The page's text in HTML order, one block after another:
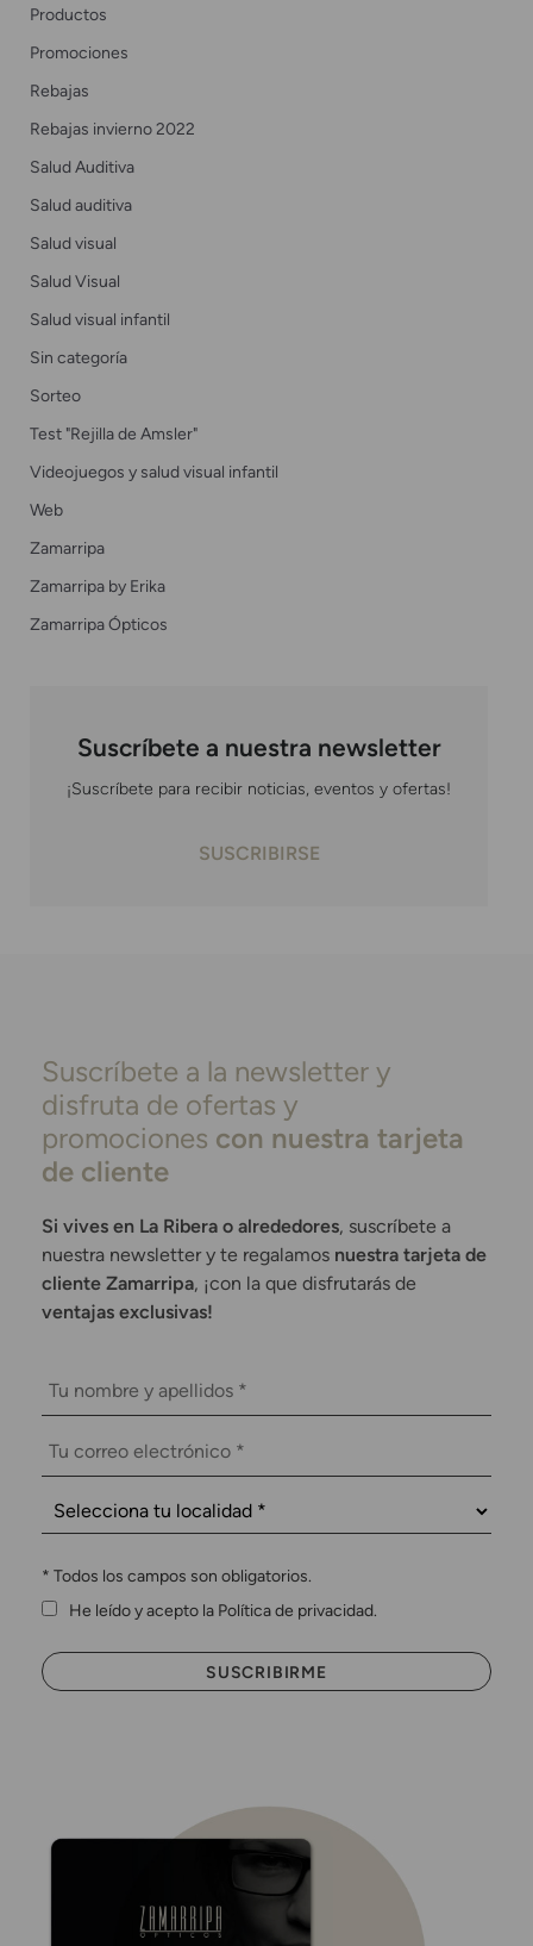
Productos
Promociones
Rebajas
Rebajas invierno 2022
Salud Auditiva
Salud auditiva
Salud visual
Salud Visual
Salud visual infantil
Sin categoría
Sorteo
Test "Rejilla de Amsler"
Videojuegos y salud visual infantil
Web
Zamarripa
Zamarripa by Erika
Zamarripa Ópticos
Suscríbete a nuestra newsletter
¡Suscríbete para recibir noticias, eventos y ofertas!
SUSCRIBIRSE
Suscríbete a la newsletter y
disfruta de ofertas y
promociones con nuestra tarjeta
de cliente
Si vives en La Ribera o alrededores, suscríbete a
nuestra newsletter y te regalamos nuestra tarjeta de
cliente Zamarripa, ¡con la que disfrutarás de
ventajas exclusivas!
* Todos los campos son obligatorios.
He leído y acepto la Política de privacidad.